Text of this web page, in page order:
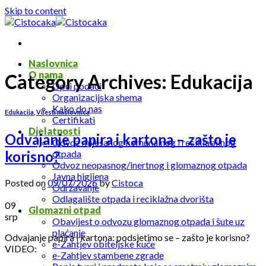
Skip to content
Naslovnica
O nama
Opći podaci
Organizacijska shema
Kako do nas
Certifikati
Djelatnosti
Odvoz miješanog komunalnog i reciklabilnog
otpada
Odvoz neopasnog/inertnog i glomaznog otpada
Javna higijena
Održavanje
Odlagalište otpada i reciklažna dvorišta
Glomazni otpad
Obavijest o odvozu glomaznog otpada i šute uz
plaćanje
e-Zahtjev obiteljske kuće
e-Zahtjev stambene zgrade
Category Archives: Edukacija
Edukacija Vijesti naslovnica
Odvajanje papira i kartona – zašto je
korisno?
Posted on09/07/2026byCistoca
09
srp
Odvajanje papira i kartona: podsjetimo se – zašto je korisno?
VIDEO: